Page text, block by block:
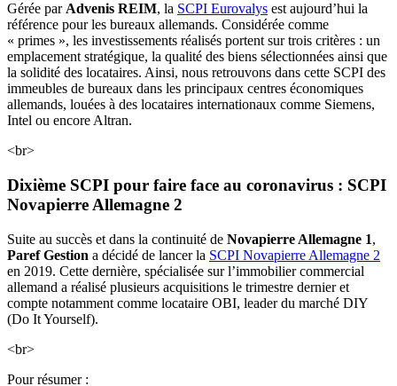
Gérée par Advenis REIM, la SCPI Eurovalys est aujourd’hui la
référence pour les bureaux allemands. Considérée comme
« primes », les investissements réalisés portent sur trois critères : un
emplacement stratégique, la qualité des biens sélectionnées ainsi que
la solidité des locataires. Ainsi, nous retrouvons dans cette SCPI des
immeubles de bureaux dans les principaux centres économiques
allemands, louées à des locataires internationaux comme Siemens,
Intel ou encore Altran.
<br>
Dixième SCPI pour faire face au coronavirus : SCPI
Novapierre Allemagne 2
Suite au succès et dans la continuité de Novapierre Allemagne 1,
Paref Gestion a décidé de lancer la SCPI Novapierre Allemagne 2
en 2019. Cette dernière, spécialisée sur l’immobilier commercial
allemand a réalisé plusieurs acquisitions le trimestre dernier et
compte notamment comme locataire OBI, leader du marché DIY
(Do It Yourself).
<br>
Pour résumer :